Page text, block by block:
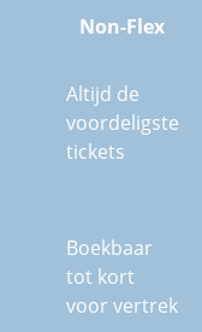
Non-Flex
Altijd de
voordeligste
tickets
Boekbaar
tot kort
voor vertrek